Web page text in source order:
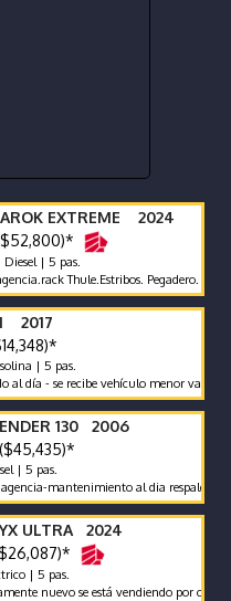
EXTREME 2024
| 5 pas.
Thule.Estribos. Pegadero. Tapa
2017
| 5 pas.
- se recibe vehículo menor valor
130 2006
($45,435)*
| 5 pas.
mantenimiento al dia respaldo -pocos
ULTRA 2024
| 5 pas.
nuevo se está vendiendo por compra de